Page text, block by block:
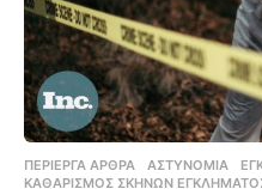
ΠΕΡΊΕΡΓΑ ΆΡΘΡΑ ΑΣΤΥΝΟΜΊΑ ,
ΚΑΘΑΡΙΣΜΌΣ ΣΚΗΝΏΝ